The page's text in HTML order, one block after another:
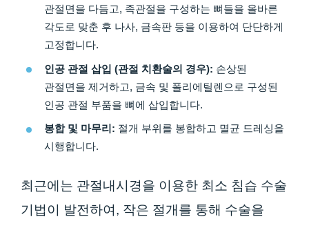
관절면을 다듬고, 족관절을 구성하는 뼈들을 올바른
각도로 맞춘 후 나사, 금속판 등을 이용하여 단단하게
고정합니다.
인공 관절 삽입 (관절 치환술의 경우): 손상된
관절면을 제거하고, 금속 및 폴리에틸렌으로 구성된
인공 관절 부품을 뼈에 삽입합니다.
봉합 및 마무리: 절개 부위를 봉합하고 멸균 드레싱을
시행합니다.
최근에는 관절내시경을 이용한 최소 침습 수술
기법이 발전하여, 작은 절개를 통해 수술을